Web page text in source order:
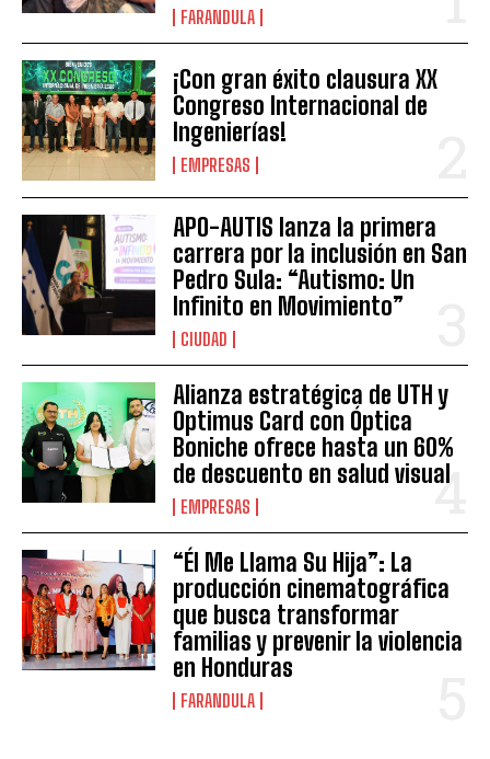
FARANDULA
¡Con gran éxito clausura XX
Congreso Internacional de
Ingenierías!
EMPRESAS
APO-AUTIS lanza la primera
carrera por la inclusión en San
Pedro Sula: “Autismo: Un
Infinito en Movimiento”
CIUDAD
Alianza estratégica de UTH y
Optimus Card con Óptica
Boniche ofrece hasta un 60%
de descuento en salud visual
EMPRESAS
“Él Me Llama Su Hija”: La
producción cinematográfica
que busca transformar
familias y prevenir la violencia
en Honduras
FARANDULA